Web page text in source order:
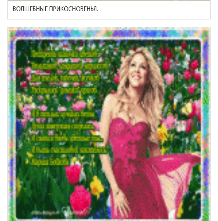
ВОЛШЕБНЫЕ ПРИКОСНОВЕНЬЯ..